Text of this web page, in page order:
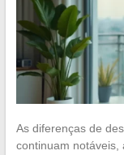
As diferenças de
continuam notáveis,